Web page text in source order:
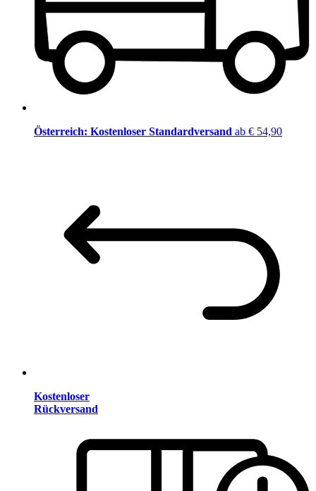
Österreich: Kostenloser Standardversand ab € 54,90
Kostenloser
Rückversand